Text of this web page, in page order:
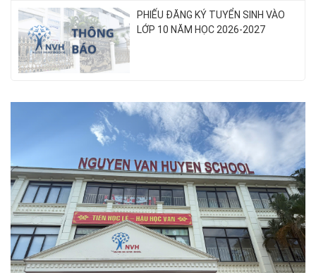
PHIẾU ĐĂNG KÝ TUYỂN SINH VÀO
LỚP 10 NĂM HỌC 2026-2027